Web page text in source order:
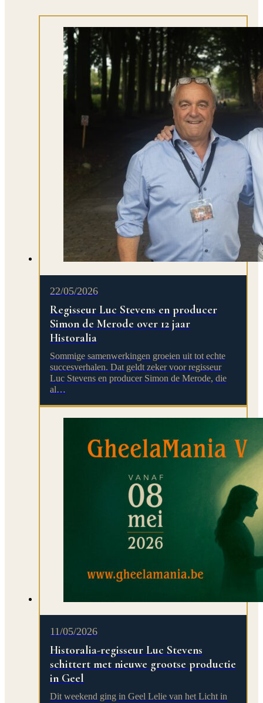
22/05/2026
Regisseur Luc Stevens en producer
Simon de Merode over 12 jaar
Historalia
Sommige samenwerkingen groeien uit tot echte
succesverhalen. Dat geldt zeker voor regisseur
Luc Stevens en producer Simon de Merode, die
al…
11/05/2026
Historalia-regisseur Luc Stevens
schittert met nieuwe grootse productie
in Geel
Dit weekend ging in Geel Lelie van het Licht in